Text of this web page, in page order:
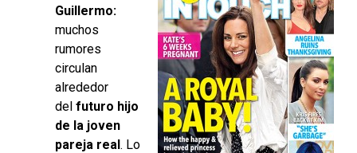
Guillermo:
muchos
rumores
circulan
alrededor
del futuro hijo
de la joven
pareja real. Lo